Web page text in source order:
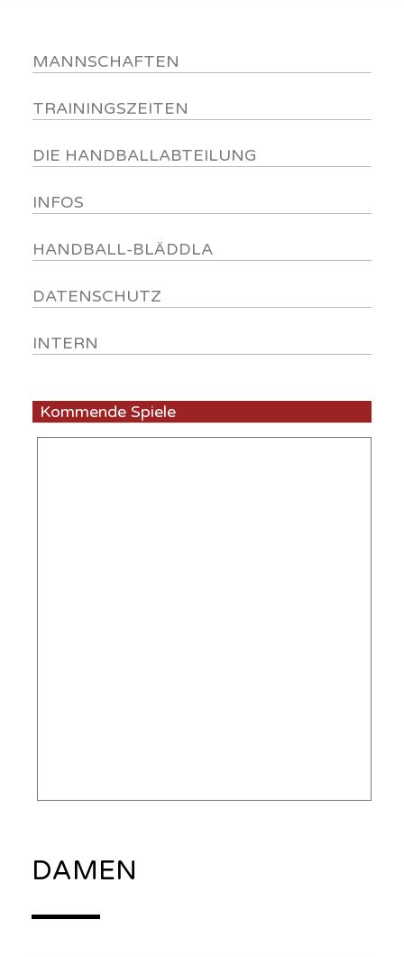
MANNSCHAFTEN
TRAININGSZEITEN
DIE HANDBALLABTEILUNG
INFOS
HANDBALL-BLÄDDLA
DATENSCHUTZ
INTERN
Kommende Spiele
DAMEN